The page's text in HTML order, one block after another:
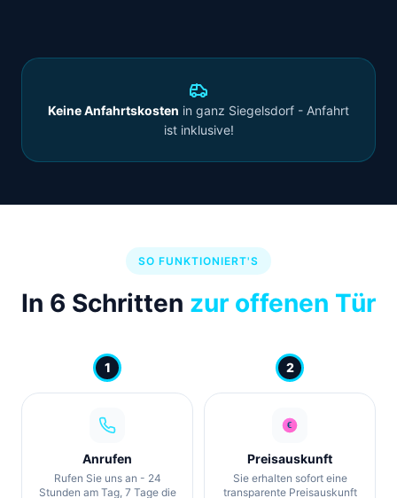
Keine Anfahrtskosten in ganz Siegelsdorf - Anfahrt
ist inklusive!
SO FUNKTIONIERT'S
In 6 Schritten zur offenen Tür
1
Anrufen
Rufen Sie uns an - 24
Stunden am Tag, 7 Tage die
2
Preisauskunft
Sie erhalten sofort eine
transparente Preisauskunft